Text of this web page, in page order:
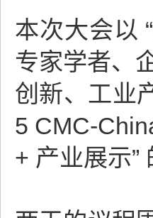
本次大会以
专家学者、
创新、工业
5 CMC-
+ 产业展示”